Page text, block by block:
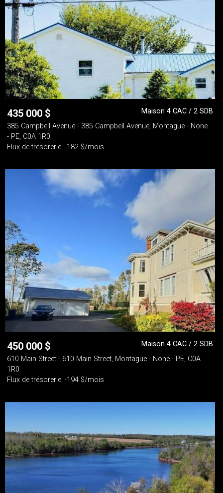
435 000 $
Maison 4 CAC / 2 SDB
385 Campbell Avenue - 385 Campbell Avenue, Montague - None
- PE, C0A 1R0
Flux de trésorerie: -182 $/mois
450 000 $
Maison 4 CAC / 2 SDB
610 Main Street - 610 Main Street, Montague - None - PE, C0A
1R0
Flux de trésorerie: -194 $/mois